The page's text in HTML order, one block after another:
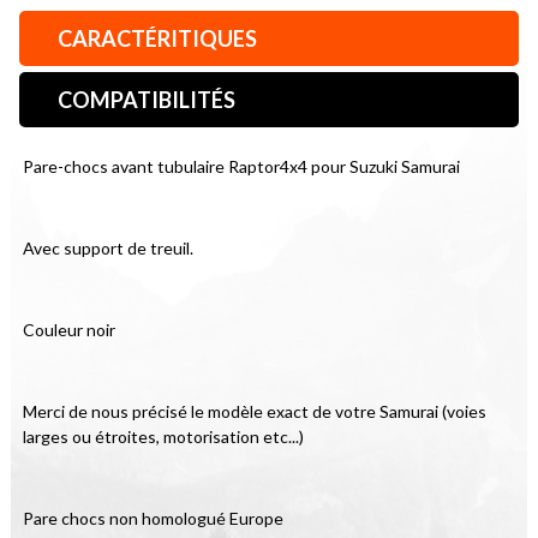
CARACTÉRITIQUES
COMPATIBILITÉS
Pare-chocs avant tubulaire Raptor4x4 pour Suzuki Samurai
Avec support de treuil.
Couleur noir
Merci de nous précisé le modèle exact de votre Samurai (voies
larges ou étroites, motorisation etc...)
Pare chocs non homologué Europe